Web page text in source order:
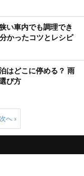
い車内でも調理でき
かったコツとレシピ
はどこに停める？ 雨
び方
次へ ›